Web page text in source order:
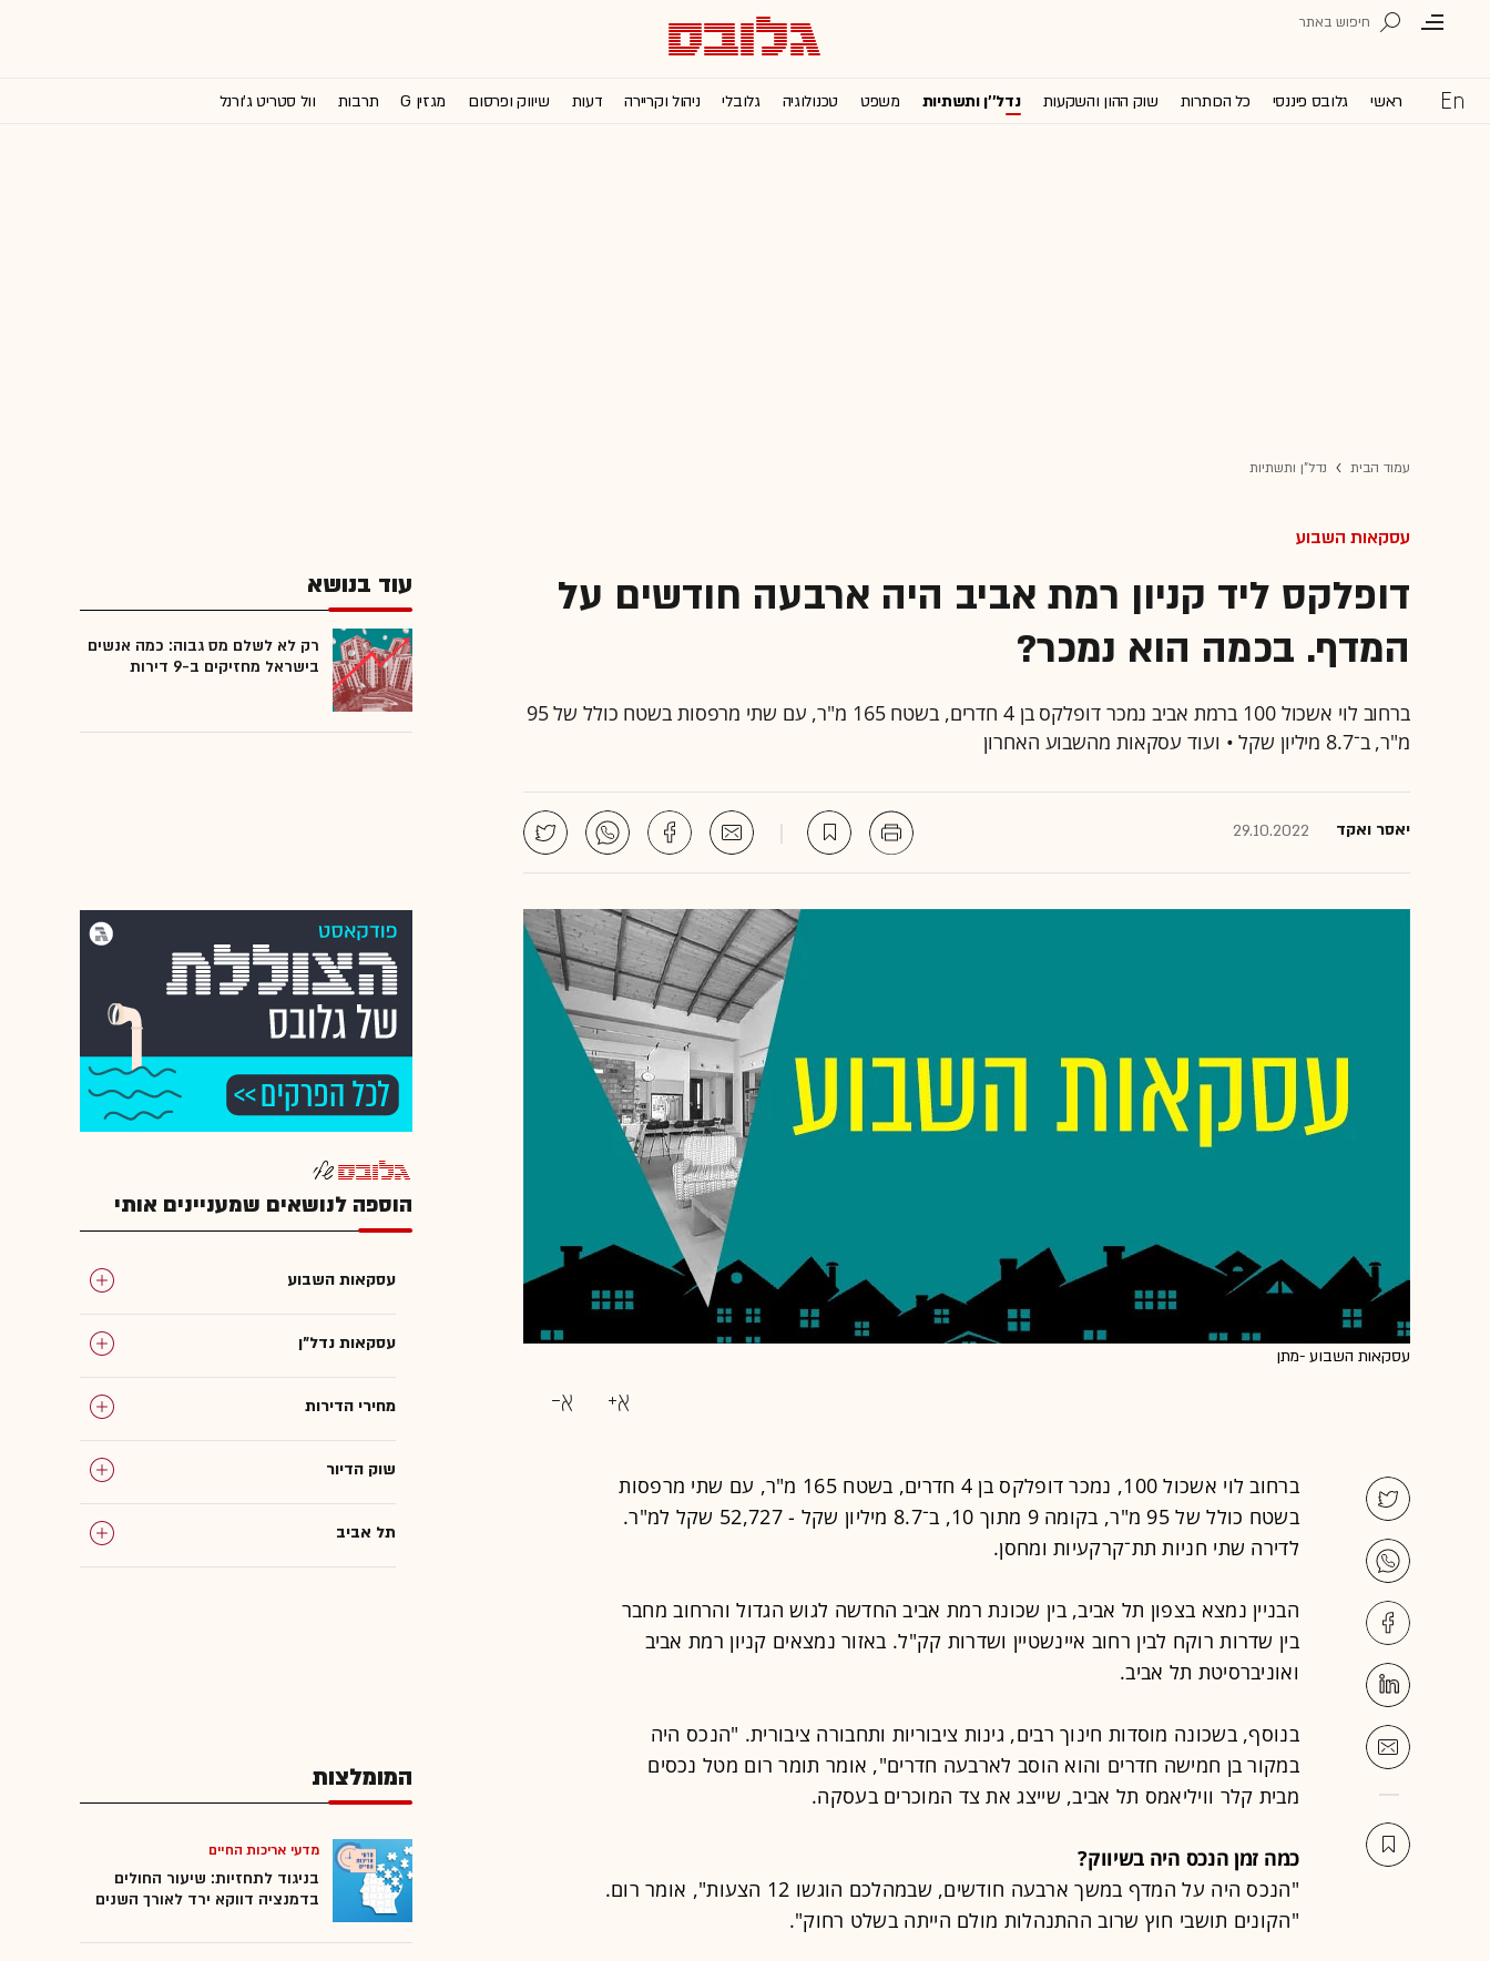
ראשי גלובס פיננסי כל הכותרות שוק ההון והשקעות נדל''ן ותשתיות משפט טכנולוגיה גלובלי ניהול וקריירה דעות שיווק ופרסום מגזין G תרבות וול סטריט ג'ורנל
עמוד הבית נדל"ן ותשתיות
עסקאות השבוע
דופלקס ליד קניון רמת אביב היה ארבעה חודשים על
המדף. בכמה הוא נמכר?
ברחוב לוי אשכול 100 ברמת אביב נמכר דופלקס בן 4 חדרים, בשטח 165 מ"ר, עם שתי מרפסות בשטח כולל של 95
מ"ר, ב־8.7 מיליון שקל • ועוד עסקאות מהשבוע האחרון
יאסר ואקד 29.10.2022
עסקאות השבוע -מתן
ברחוב לוי אשכול 100, נמכר דופלקס בן 4 חדרים, בשטח 165 מ"ר, עם שתי מרפסות
בשטח כולל של 95 מ"ר, בקומה 9 מתוך 10, ב־8.7 מיליון שקל - 52,727 שקל למ"ר.
לדירה שתי חניות תת־קרקעיות ומחסן.
הבניין נמצא בצפון תל אביב, בין שכונת רמת אביב החדשה לגוש הגדול והרחוב מחבר
בין שדרות רוקח לבין רחוב איינשטיין ושדרות קק"ל. באזור נמצאים קניון רמת אביב
ואוניברסיטת תל אביב.
בנוסף, בשכונה מוסדות חינוך רבים, גינות ציבוריות ותחבורה ציבורית. "הנכס היה
במקור בן חמישה חדרים והוא הוסב לארבעה חדרים", אומר תומר רום מטל נכסים
מבית קלר וויליאמס תל אביב, שייצג את צד המוכרים בעסקה.
כמה זמן הנכס היה בשיווק?
"הנכס היה על המדף במשך ארבעה חודשים, שבמהלכם הוגשו 12 הצעות", אומר רום.
"הקונים תושבי חוץ שרוב ההתנהלות מולם הייתה בשלט רחוק".
עוד בנושא
רק לא לשלם מס גבוה: כמה אנשים
בישראל מחזיקים ב-9 דירות
הוספה לנושאים שמעניינים אותי
עסקאות השבוע
עסקאות נדל"ן
מחירי הדירות
שוק הדיור
תל אביב
המומלצות
מדעי אריכות החיים
בניגוד לתחזיות: שיעור החולים
בדמנציה דווקא ירד לאורך השנים